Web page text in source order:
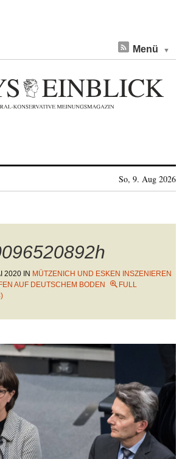
Menü
So, 9. Aug 2026
2020 IN MÜTZENICH UND ESKEN INSZENIEREN
AUF DEUTSCHEM BODEN
FULL